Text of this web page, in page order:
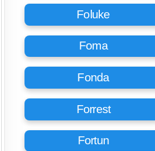
Foluke
Foma
Fonda
Forrest
Fortun